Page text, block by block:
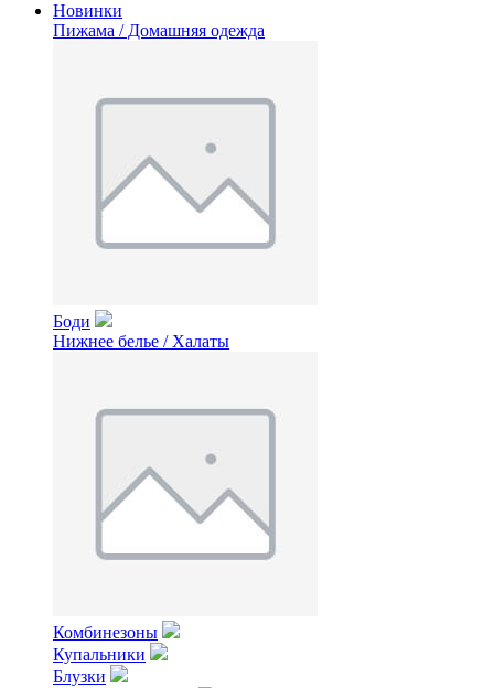
Новинки
Пижама / Домашняя одежда
Боди
Нижнее белье / Халаты
Комбинезоны
Купальники
Блузки